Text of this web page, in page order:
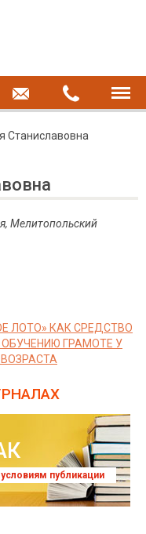
Станиславовна
Мелитопольский
ЛОТО» КАК СРЕДСТВО
ГРАМОТЕ У
публикации